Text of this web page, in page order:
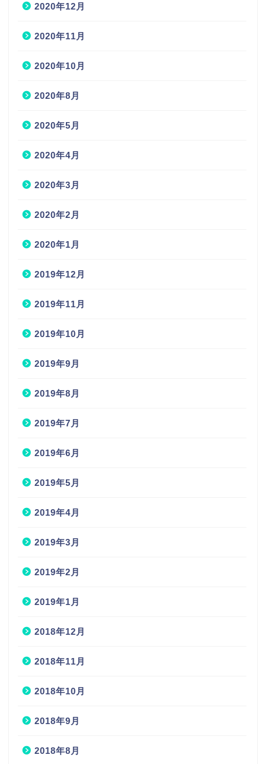
2020年12月
2020年11月
2020年10月
2020年8月
2020年5月
2020年4月
2020年3月
2020年2月
2020年1月
2019年12月
2019年11月
2019年10月
2019年9月
2019年8月
2019年7月
2019年6月
2019年5月
2019年4月
2019年3月
2019年2月
2019年1月
2018年12月
2018年11月
2018年10月
2018年9月
2018年8月